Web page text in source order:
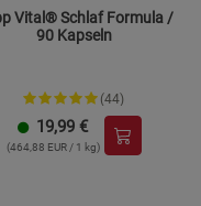
Vital® Schlaf Formula /
90 Kapseln
(44)
19,99 €
(464,88 EUR / 1 kg)